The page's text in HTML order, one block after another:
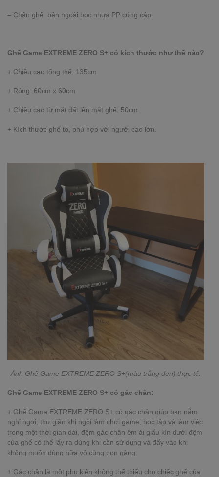
– Chân ghế bên ngoài bọc nhựa PP cứng cáp.
Ghế Game EXTREME ZERO S+ có kích thước như thế nào?
+ Chiều cao tổng thể: 135cm
+ Rộng: 60cm x 60cm
+ Chiều cao từ mặt đất lên mặt ghế: 50cm
+ Kích thước ghế to, phù hợp với người cao lớn.
Ảnh Ghế Game EXTREME ZERO S+(màu trắng đen) thực tế.
Ghế Game EXTREME ZERO S+ có gác chân:
+ Ghế Game EXTREME ZERO S+ có gác chân giúp bạn nằm
nghỉ ngơi, thư giãn khi ngồi làm chơi game, học tập và làm việc
trong một thời gian dài, đệm gác chân êm ái giấu kín dưới đệm
của ghế có thể lấy ra dùng khi cần sử dụng và đẩy vào khi
không muốn dùng nữa vô cùng gọn gàng.
+ Gác chân là một phụ kiện không thể thiếu cho chiếc ghế của